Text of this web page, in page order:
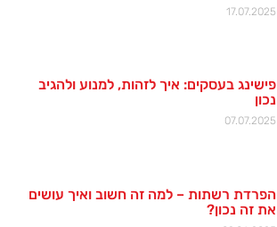
17.07.2025
פישינג בעסקים: איך לזהות, למנוע ולהגיב
נכון
07.07.2025
הפרדת רשתות – למה זה חשוב ואיך עושים
את זה נכון?